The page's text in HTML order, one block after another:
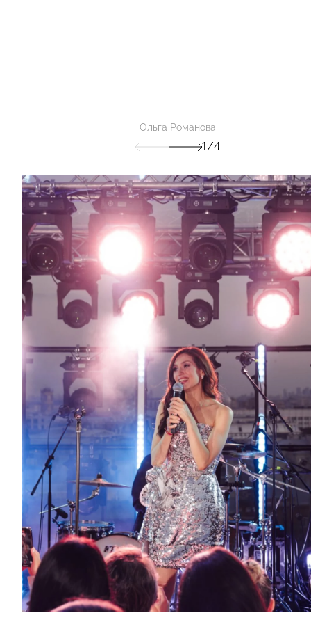
Ольга Романова
1/4